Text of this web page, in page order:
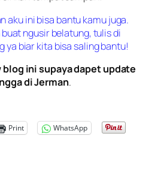
aku ini bisa bantu kamu juga.
ngusir belatung, tulis di
ya biar kita bisa saling bantu!
ini supaya dapet update
di Jerman.
Print
WhatsApp